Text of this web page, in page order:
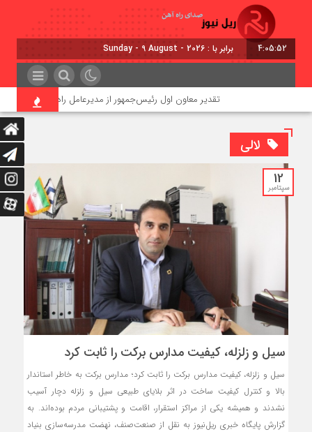
4:05:52 برابر با : Sunday - 9 August - 2026
تقدیر معاون اول رئیس‌جمهور از مدیرعامل راه‌آهن
لالی
12
سپتامبر
سیل و زلزله، کیفیت مدارس برکت را ثابت کرد
سیل و زلزله، کیفیت مدارس برکت را ثابت کرد؛ مدارس برکت به خاطر استاندار
بالا و کنترل کیفیت ساخت در اثر بلایای طبیعی سیل و زلزله دچار آسیب
نشدند و همیشه یکی از مراکز استقرار، اقامت و پشتیبانی مردم بوده‌اند. به
گزارش پایگاه خبری ریل‌نیوز به نقل از صنعت‌صنف، نهضت مدرسه‌سازی بنیاد